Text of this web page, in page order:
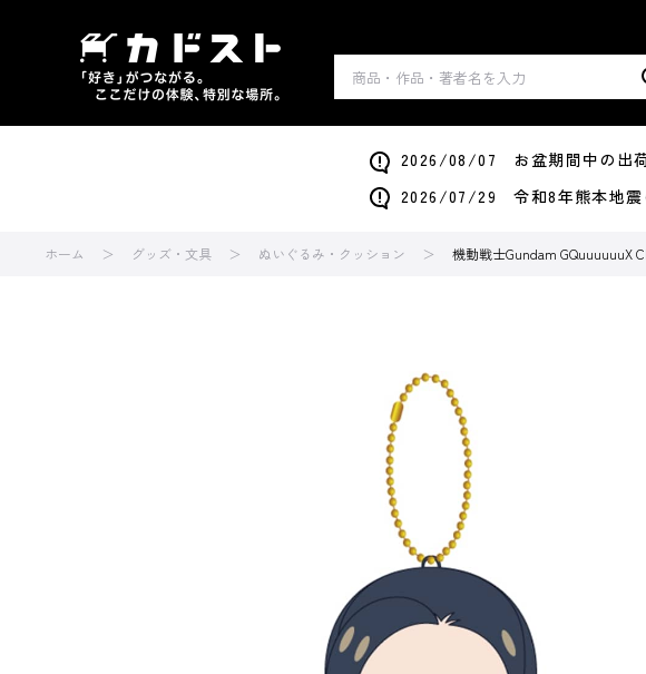
2026/08/07 お盆期間中の出
2026/07/29 令和8年熊本地震
ホーム グッズ・文具 ぬいぐるみ・クッション 機動戦士Gundam GQuuuuuuX